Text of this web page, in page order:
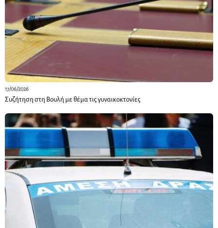
17/06/2026
Συζήτηση στη Βουλή με θέμα τις γυναικοκτονίες